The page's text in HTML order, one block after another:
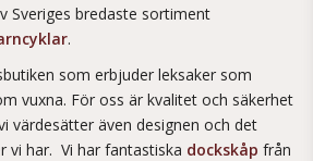
Sveriges bredaste sortiment
.
som erbjuder leksaker som
vuxna. För oss är kvalitet och säkerhet
värdesätter även designen och det
vi har. Vi har fantastiska dockskåp från